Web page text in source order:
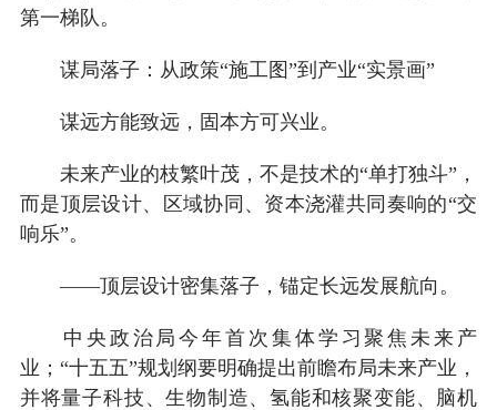
第一梯队。
谋局落子：从政策“施工图”到产业“实景画”
谋远方能致远，固本方可兴业。
未来产业的枝繁叶茂，不是技术的“单打独斗”，
而是顶层设计、区域协同、资本浇灌共同奏响的“交
响乐”。
——顶层设计密集落子，锚定长远发展航向。
中央政治局今年首次集体学习聚焦未来产
业；“十五五”规划纲要明确提出前瞻布局未来产业，
并将量子科技、生物制造、氢能和核聚变能、脑机